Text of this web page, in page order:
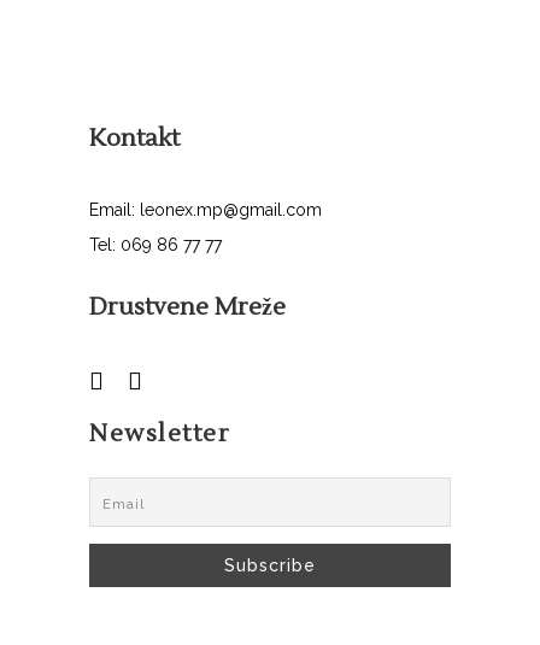
Kontakt
Email: leonex.mp@gmail.com
Tel: 069 86 77 77
Drustvene Mreže
Newsletter